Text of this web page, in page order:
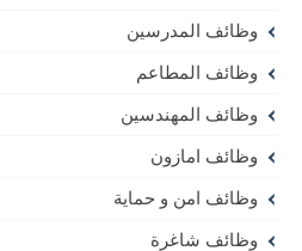
وظائف المدرسين
وظائف المطاعم
وظائف المهندسين
وظائف امازون
وظائف امن و حماية
وظائف شاغرة